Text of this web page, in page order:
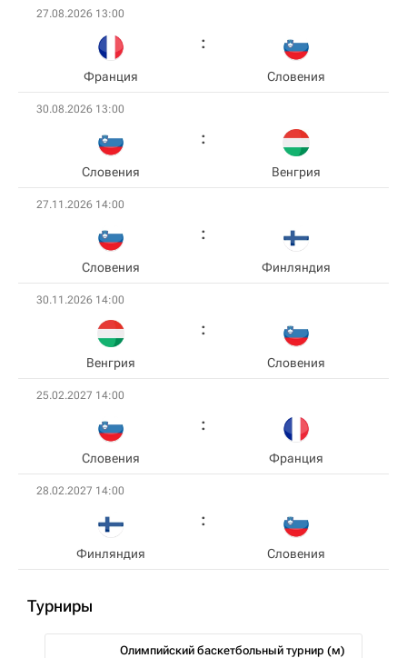
27.08.2026 13:00
Франция Словения
30.08.2026 13:00
Словения Венгрия
27.11.2026 14:00
Словения Финляндия
30.11.2026 14:00
Венгрия Словения
25.02.2027 14:00
Словения Франция
28.02.2027 14:00
Финляндия Словения
Турниры
Олимпийский баскетбольный турнир (м)